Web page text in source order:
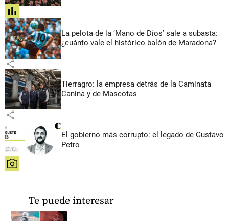
share
La pelota de la ‘Mano de Dios’ sale a subasta:
¿cuánto vale el histórico balón de Maradona?
share
Tierragro: la empresa detrás de la Caminata
Canina y de Mascotas
share
El gobierno más corrupto: el legado de Gustavo
Petro
share
Te puede interesar